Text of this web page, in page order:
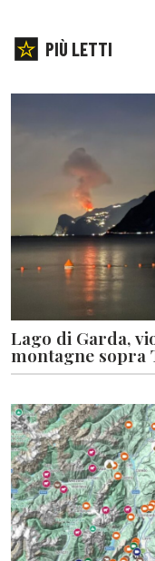
PIÙ LETTI
Lago di Garda,
montagne sopra